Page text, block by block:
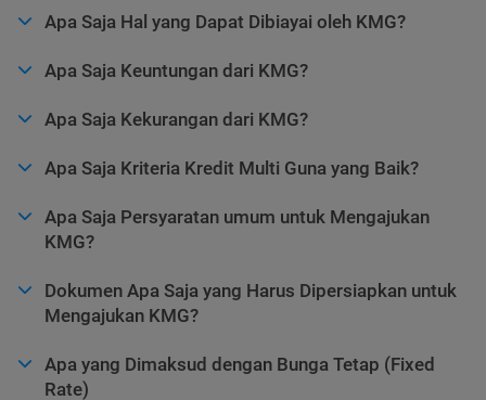
Apa Saja Hal yang Dapat Dibiayai oleh KMG?
Apa Saja Keuntungan dari KMG?
Apa Saja Kekurangan dari KMG?
Apa Saja Kriteria Kredit Multi Guna yang Baik?
Apa Saja Persyaratan umum untuk Mengajukan
KMG?
Dokumen Apa Saja yang Harus Dipersiapkan untuk
Mengajukan KMG?
Apa yang Dimaksud dengan Bunga Tetap (Fixed
Rate)